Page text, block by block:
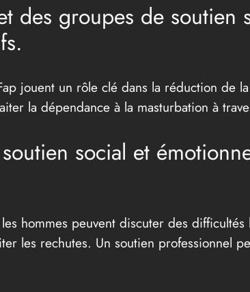
des groupes de soutien
jouent un rôle clé dans la réduction de
la dépendance à la masturbation à
social et
hommes peuvent discuter des difficultés
les rechutes. Un soutien professionnel